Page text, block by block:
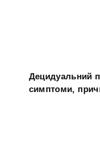
Децидуальний
симптоми,